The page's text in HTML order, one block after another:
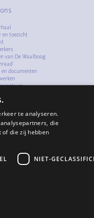
en toezicht
van De Waalboog
en documenten
te analyseren.
die
die zij hebben
NIET-